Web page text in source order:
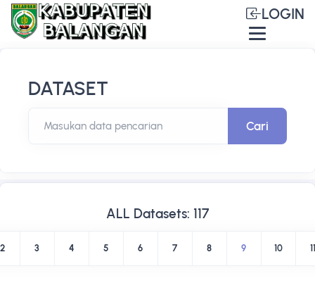
LOGIN
DATASET
Masukan data pencarian Cari
ALL Datasets: 117
2 3 4 5 6 7 8 9 10 11